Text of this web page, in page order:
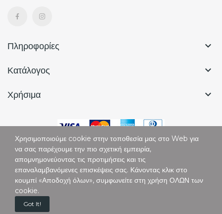
Home
Πληροφορίες 
Κατάλογος 
Χρήσιμα 
Copyright © Vertigo. All Rights Reserved.
Χρησιμοποιούμε cookie στην τοποθεσία μας στο Web για
να σας παρέχουμε την πιο σχετική εμπειρία,
απομνημονεύοντας τις προτιμήσεις και τις
επαναλαμβανόμενες επισκέψεις σας. Κάνοντας κλικ στο
κουμπί «Αποδοχή όλων», συμφωνείτε στη χρήση ΟΛΩΝ των
cookie.
Got It!